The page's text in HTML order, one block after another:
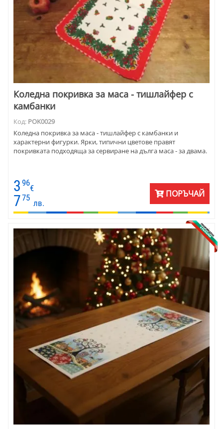
Коледна покривка за маса - тишлайфер с
камбанки
Код: POK0029
Коледна покривка за маса - тишлайфер с камбанки и
характерни фигурки. Ярки, типични цветове правят
покривката подходяща за сервиране на дълга маса - за двама.
3 96
€
775
лв.
ПОРЪЧАЙ